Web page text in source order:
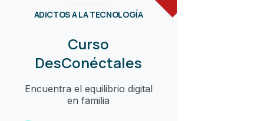
ADICTOS A LA TECNOLOGÍA
Curso
DesConéctales
Encuentra el equilibrio digital
en familia